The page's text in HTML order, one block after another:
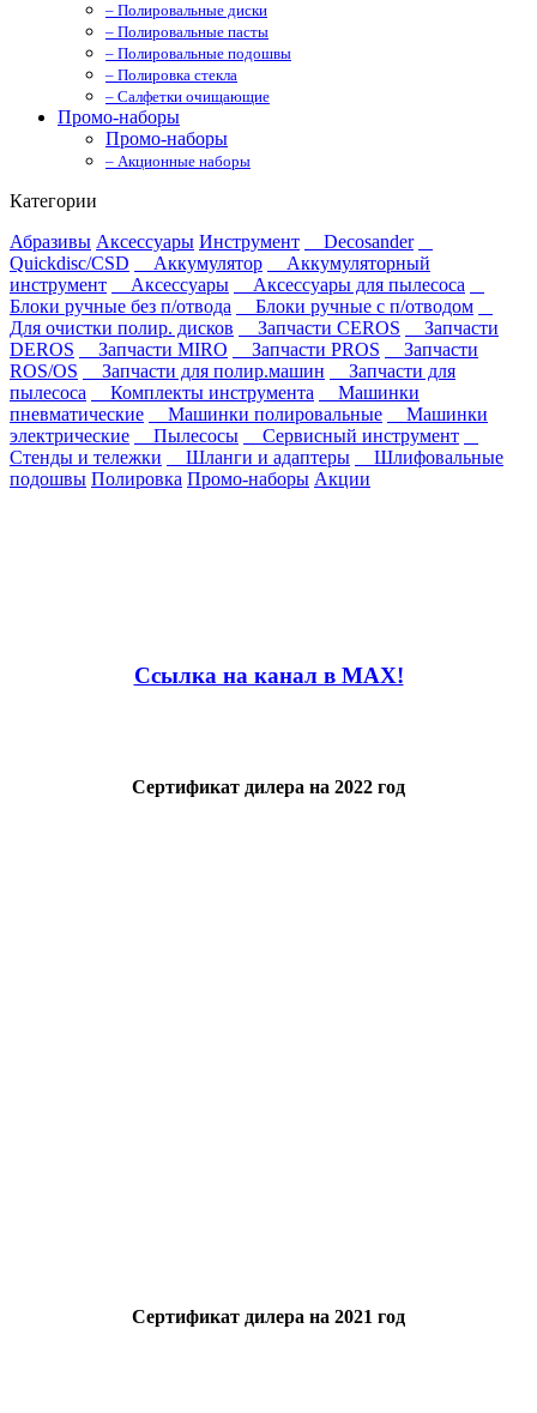
– Полировальные диски
– Полировальные пасты
– Полировальные подошвы
– Полировка стекла
– Салфетки очищающие
Промо-наборы
Промо-наборы
– Акционные наборы
Категории
Абразивы Аксессуары Инструмент
Decosander
Quickdisc/CSD
Аккумулятор
Аккумуляторный
инструмент
Аксессуары
Аксессуары для пылесоса
Блоки ручные без п/отвода
Блоки ручные с п/отводом
Для очистки полир. дисков
Запчасти CEROS
Запчасти
DEROS
Запчасти MIRO Запчасти PROS
Запчасти
ROS/OS
Запчасти для полир.машин
Запчасти для
пылесоса
Комплекты инструмента
Машинки
пневматические
Машинки полировальные
Машинки
электрические
Пылесосы
Сервисный инструмент
Стенды и тележки
Шланги и адаптеры
Шлифовальные
подошвы Полировка Промо-наборы Акции
Ссылка на канал в MAX!
Сертификат дилера на 2022 год
Сертификат дилера на 2021 год